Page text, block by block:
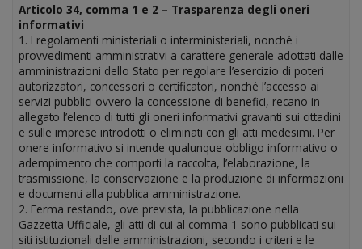
Articolo 34, comma 1 e 2 – Trasparenza degli oneri
informativi
1. I regolamenti ministeriali o interministeriali, nonché i
provvedimenti amministrativi a carattere generale adottati dalle
amministrazioni dello Stato per regolare l’esercizio di poteri
autorizzatori, concessori o certificatori, nonché l’accesso ai
servizi pubblici ovvero la concessione di benefici, recano in
allegato l’elenco di tutti gli oneri informativi gravanti sui cittadini
e sulle imprese introdotti o eliminati con gli atti medesimi. Per
onere informativo si intende qualunque obbligo informativo o
adempimento che comporti la raccolta, l’elaborazione, la
trasmissione, la conservazione e la produzione di informazioni
e documenti alla pubblica amministrazione.
2. Ferma restando, ove prevista, la pubblicazione nella
Gazzetta Ufficiale, gli atti di cui al comma 1 sono pubblicati sui
siti istituzionali delle amministrazioni, secondo i criteri e le